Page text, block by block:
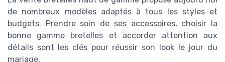
de nombreux modèles adaptés à tous les styles et
budgets. Prendre soin de ses accessoires, choisir la
bonne gamme bretelles et accorder attention aux
détails sont les clés pour réussir son look le jour du
mariage.